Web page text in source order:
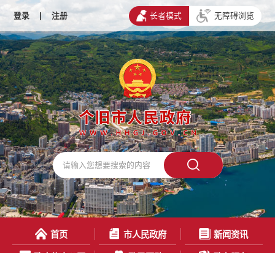
登录 | 注册 长者模式 无障碍浏览
首页 市人民政府 新闻资讯